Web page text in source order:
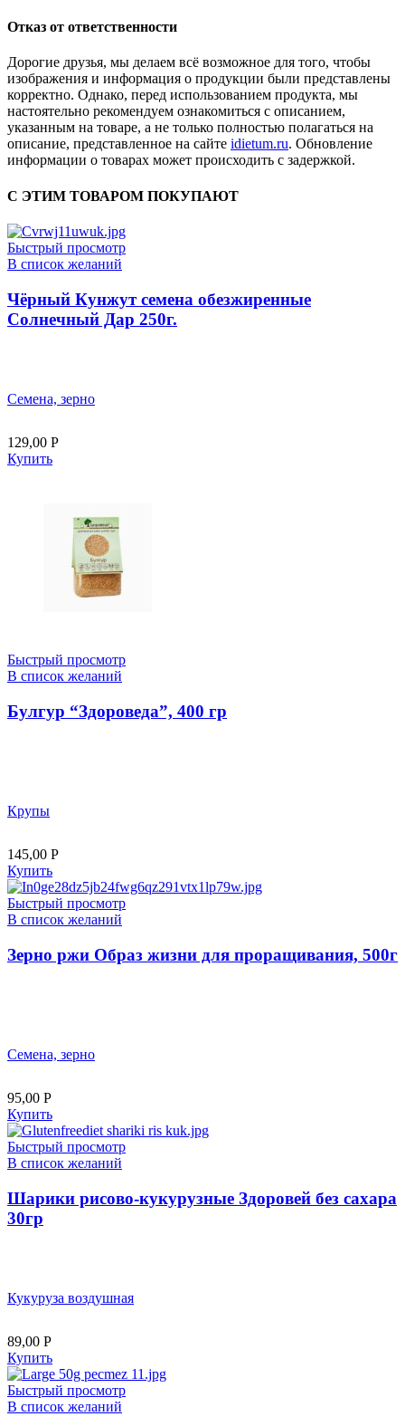
Отказ от ответственности
Дорогие друзья, мы делаем всё возможное для того, чтобы
изображения и информация о продукции были представлены
корректно. Однако, перед использованием продукта, мы
настоятельно рекомендуем ознакомиться с описанием,
указанным на товаре, а не только полностью полагаться на
описание, представленное на сайте idietum.ru. Обновление
информации о товарах может происходить с задержкой.
С ЭТИМ ТОВАРОМ ПОКУПАЮТ
Быстрый просмотр
В список желаний
Чёрный Кунжут семена обезжиренные
Солнечный Дар 250г.
Семена, зерно
129,00 Р
Купить
Быстрый просмотр
В список желаний
Булгур “Здороведа”, 400 гр
Крупы
145,00 Р
Купить
Быстрый просмотр
В список желаний
Зерно ржи Образ жизни для проращивания, 500г
Семена, зерно
95,00 Р
Купить
Быстрый просмотр
В список желаний
Шарики рисово-кукурузные Здоровей без сахара
30гр
Кукуруза воздушная
89,00 Р
Купить
Быстрый просмотр
В список желаний